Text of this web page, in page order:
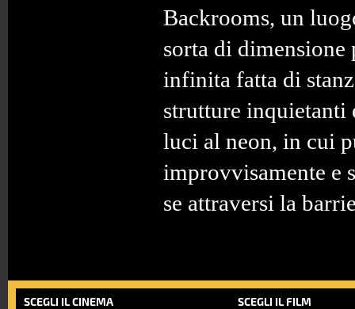
Backrooms, un
sorta di dimensione
infinita fatta di
strutture inquietanti
luci al neon, in cui
improvvisamente e
se attraversi la
SCEGLI IL CINEMA SCEGLI IL FILM